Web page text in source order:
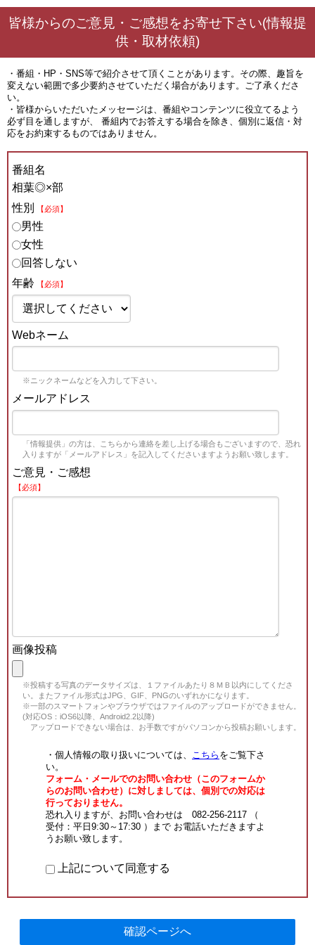
皆様からのご意見・ご感想をお寄せ下さい(情報提
供・取材依頼)
・番組・HP・SNS等で紹介させて頂くことがあります。その際、趣旨を
変えない範囲で多少要約させていただく場合があります。ご了承くださ
い。
・皆様からいただいたメッセージは、番組やコンテンツに役立てるよう
必ず目を通しますが、 番組内でお答えする場合を除き、個別に返信・対
応をお約束するものではありません。
番組名
相葉◎×部
性別
【必須】
男性
女性
回答しない
年齢
【必須】
Webネーム
※ニックネームなどを入力して下さい。
メールアドレス
「情報提供」の方は、こちらから連絡を差し上げる場合もございますので、恐れ
入りますが「メールアドレス」を記入してくださいますようお願い致します。
ご意見・ご感想
【必須】
画像投稿
※投稿する写真のデータサイズは、１ファイルあたり８ＭＢ以内にしてくださ
い。またファイル形式はJPG、GIF、PNGのいずれかになります。
※一部のスマートフォンやブラウザではファイルのアップロードができません。
(対応OS：iOS6以降、Android2.2以降)
アップロードできない場合は、お手数ですがパソコンから投稿お願いします。
・個人情報の取り扱いについては、 こちら をご覧下さ
い。
フォーム・メールでのお問い合わせ（このフォームか
らのお問い合わせ）に対しましては、個別での対応は
行っておりません。
恐れ入りますが、お問い合わせは 082-256-2117 （
受付：平日9:30～17:30 ）まで お電話いただきますよ
うお願い致します。
上記について同意する
確認ページへ